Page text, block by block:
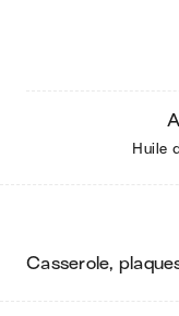
Huile
casserole,